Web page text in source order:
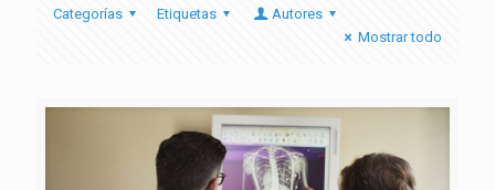
Categorías Etiquetas
Autores
Mostrar todo